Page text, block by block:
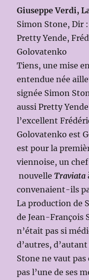
Giuseppe Verdi,
Simon Stone, Dir
Pretty Yende,
Golovatenko
Tiens, une mise
entendue née
signée Simon
aussi Pretty
l’excellent
Golovatenko est
est pour la
viennoise, un
nouvelleTraviata
convenaient-ils
La production de
de Jean-François
n’était pas si
d’autres,
Stone ne vaut pas
pas l’une de ses